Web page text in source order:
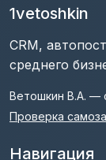
1vetoshkin
CRM,
среднего
Ветошкин В.А. —
Проверка
Навигация